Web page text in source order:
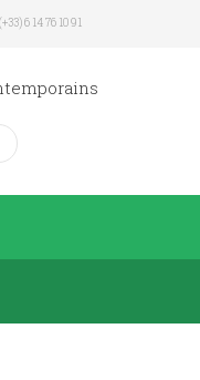
(+33) 6 14 76 10 91